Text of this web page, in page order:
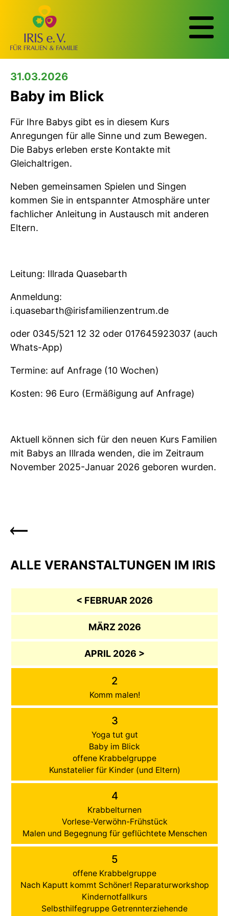
31.03.2026
Baby im Blick
Für Ihre Babys gibt es in diesem Kurs
Anregungen für alle Sinne und zum Bewegen.
Die Babys erleben erste Kontakte mit
Gleichaltrigen.
Neben gemeinsamen Spielen und Singen
kommen Sie in entspannter Atmosphäre unter
fachlicher Anleitung in Austausch mit anderen
Eltern.
Leitung: Illrada Quasebarth
Anmeldung:
i.quasebarth@irisfamilienzentrum.de
oder 0345/521 12 32 oder 017645923037 (auch
Whats-App)
Termine: auf Anfrage (10 Wochen)
Kosten: 96 Euro (Ermäßigung auf Anfrage)
Aktuell können sich für den neuen Kurs Familien
mit Babys an Illrada wenden, die im Zeitraum
November 2025-Januar 2026 geboren wurden.
ALLE VERANSTALTUNGEN IM IRIS
< FEBRUAR 2026
MÄRZ 2026
APRIL 2026 >
2
Komm malen!
3
Yoga tut gut
Baby im Blick
offene Krabbelgruppe
Kunstatelier für Kinder (und Eltern)
4
Krabbelturnen
Vorlese-Verwöhn-Frühstück
Malen und Begegnung für geflüchtete Menschen
5
offene Krabbelgruppe
Nach Kaputt kommt Schöner! Reparaturworkshop
Kindernotfallkurs
Selbsthilfegruppe Getrennterziehende